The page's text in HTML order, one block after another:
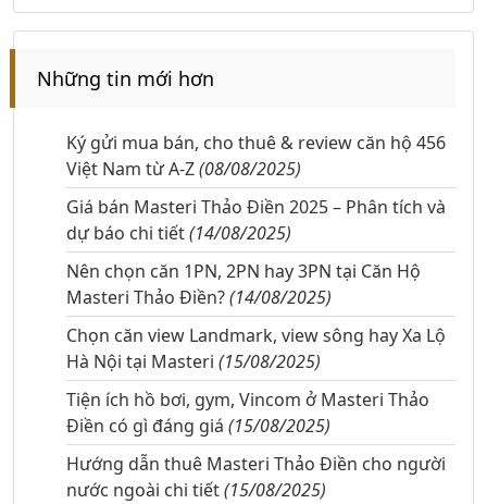
Những tin mới hơn
Ký gửi mua bán, cho thuê & review căn hộ 456
Việt Nam từ A-Z(08/08/2025)
Giá bán Masteri Thảo Điền 2025 – Phân tích và
dự báo chi tiết(14/08/2025)
Nên chọn căn 1PN, 2PN hay 3PN tại Căn Hộ
Masteri Thảo Điền?(14/08/2025)
Chọn căn view Landmark, view sông hay Xa Lộ
Hà Nội tại Masteri (15/08/2025)
Tiện ích hồ bơi, gym, Vincom ở Masteri Thảo
Điền có gì đáng giá (15/08/2025)
Hướng dẫn thuê Masteri Thảo Điền cho người
nước ngoài chi tiết(15/08/2025)